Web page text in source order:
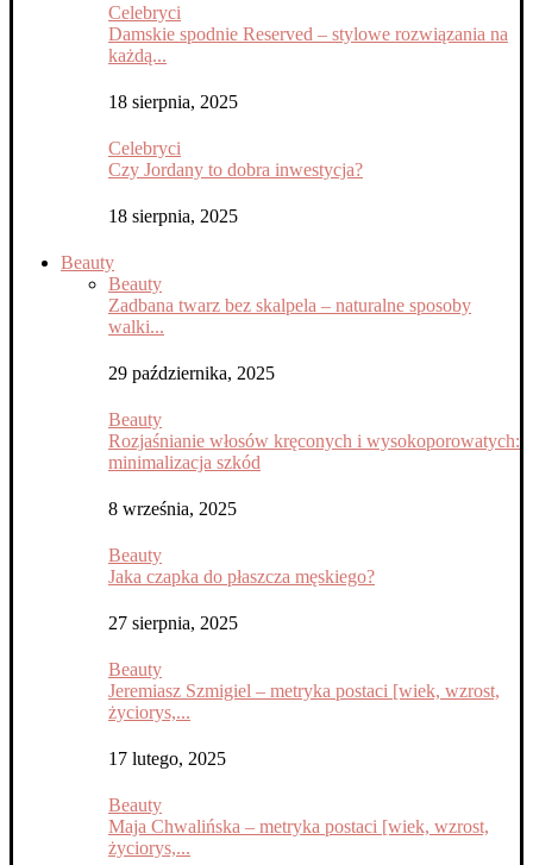
Celebryci
Damskie spodnie Reserved – stylowe rozwiązania na
każdą...
18 sierpnia, 2025
Celebryci
Czy Jordany to dobra inwestycja?
18 sierpnia, 2025
Beauty
Beauty
Zadbana twarz bez skalpela – naturalne sposoby
walki...
29 października, 2025
Beauty
Rozjaśnianie włosów kręconych i wysokoporowatych:
minimalizacja szkód
8 września, 2025
Beauty
Jaka czapka do płaszcza męskiego?
27 sierpnia, 2025
Beauty
Jeremiasz Szmigiel – metryka postaci [wiek, wzrost,
życiorys,...
17 lutego, 2025
Beauty
Maja Chwalińska – metryka postaci [wiek, wzrost,
życiorys,...